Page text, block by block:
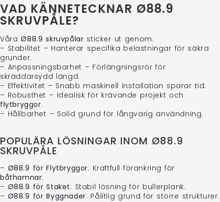
VAD KÄNNETECKNAR Ø88.9
SKRUVPÅLE?
VåraØ88.9 skruvpålar sticker ut genom:
– Stabilitet – Hanterar specifika belastningar för säkra
grunder.
– Anpassningsbarhet – Förlängningsrör för
skräddarsydd längd.
– Effektivitet – Snabb maskinell installation sparar tid.
– Robusthet – Idealisk för krävande projekt och
flytbryggor.
– Hållbarhet – Solid grund för långvarig användning.
POPULÄRA LÖSNINGAR INOM Ø88.9
SKRUVPÅLE
– Ø88.9 för Flytbryggor: Kraftfull förankring för
båthamnar.
– Ø88.9 för Staket: Stabil lösning för bullerplank.
– Ø88.9 för Byggnader: Pålitlig grund för större strukturer.